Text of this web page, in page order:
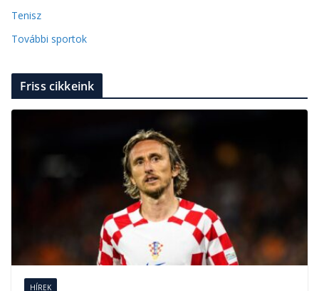
Tenisz
További sportok
Friss cikkeink
HÍREK